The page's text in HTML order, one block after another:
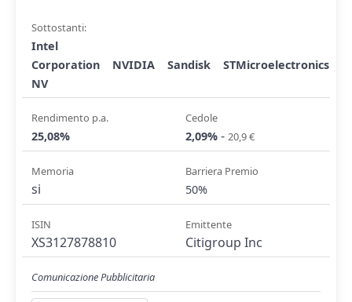
Sottostanti:
Intel
Corporation
NVIDIA Sandisk
STMicroelectronics
NV
Rendimento p.a.
25,08%
Cedole
2,09% - 20,9 €
Memoria
si
Barriera Premio
50%
ISIN
XS3127878810
Emittente
Citigroup Inc
Comunicazione Pubblicitaria